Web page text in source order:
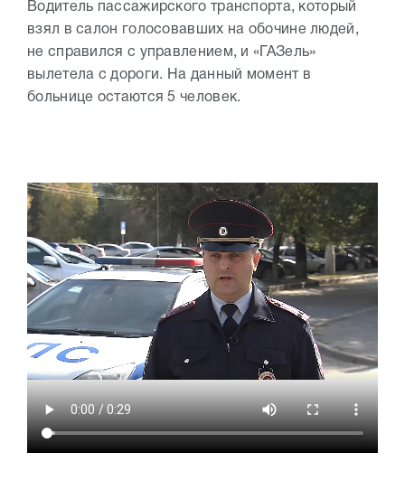
Водитель пассажирского транспорта, который
взял в салон голосовавших на обочине людей,
не справился с управлением, и «ГАЗель»
вылетела с дороги. На данный момент в
больнице остаются 5 человек.